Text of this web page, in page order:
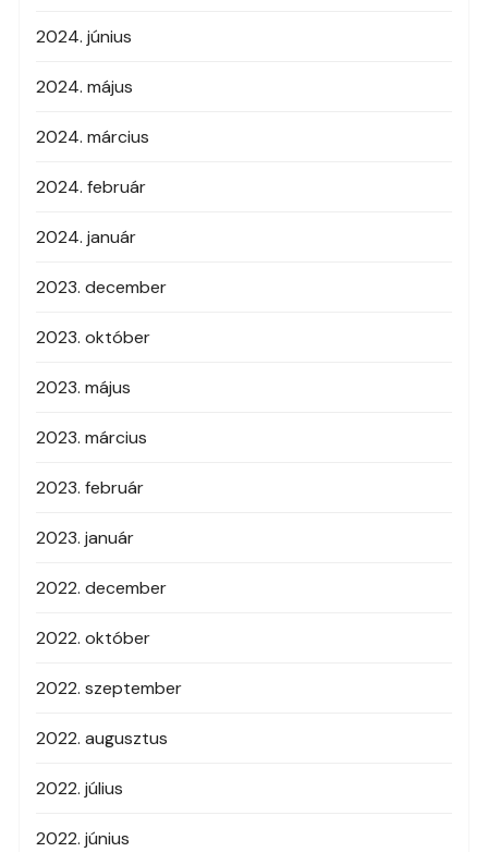
2024. június
2024. május
2024. március
2024. február
2024. január
2023. december
2023. október
2023. május
2023. március
2023. február
2023. január
2022. december
2022. október
2022. szeptember
2022. augusztus
2022. július
2022. június